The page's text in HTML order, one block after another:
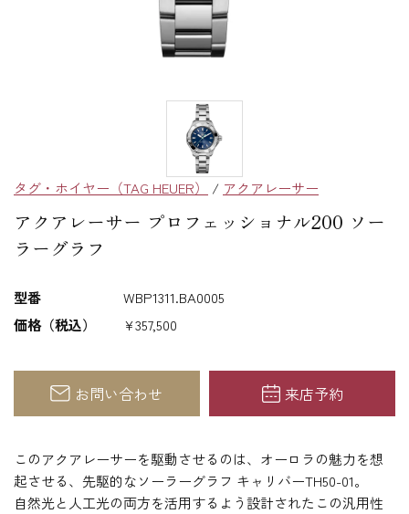
タグ・ホイヤー（TAG HEUER） / アクアレーサー
アクアレーサー プロフェッショナル200 ソー
ラーグラフ
型番
WBP1311.BA0005
価格（税込）
¥357,500
お問い合わせ 来店予約
このアクアレーサーを駆動させるのは、オーロラの魅力を想
起させる、先駆的なソーラーグラフ キャリバーTH50-01。
自然光と人工光の両方を活用するよう設計されたこの汎用性